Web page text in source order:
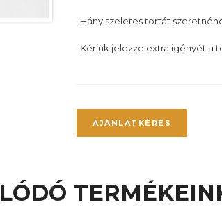
-Hány szeletes tortát
-Kérjük jelezze extra igényét a
AJÁNLATKÉRÉS